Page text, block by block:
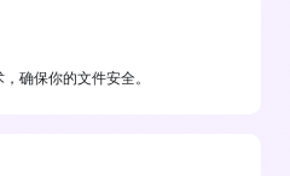
确保你的文件安全。